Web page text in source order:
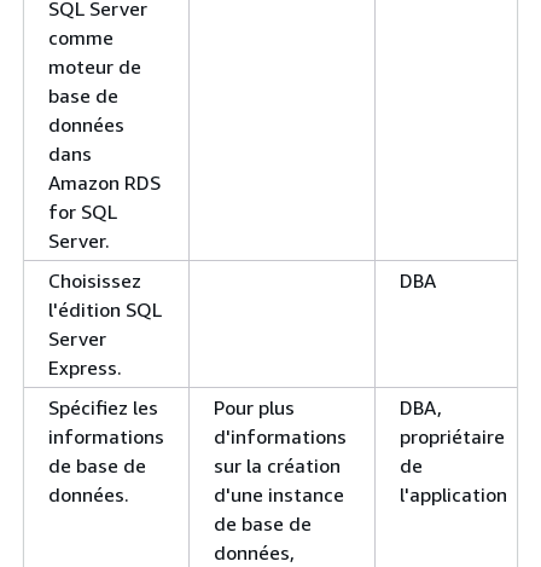
SQL Server
comme
moteur de
base de
données
dans
Amazon RDS
for SQL
Server.
Choisissez
l'édition SQL
Server
Express.
DBA
Spécifiez les
informations
de base de
données.
Pour plus
d'informations
sur la création
d'une instance
de base de
données,
DBA,
propriétaire
de
l'application